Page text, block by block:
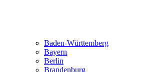
Baden-Württemberg
Bayern
Berlin
Brandenburg